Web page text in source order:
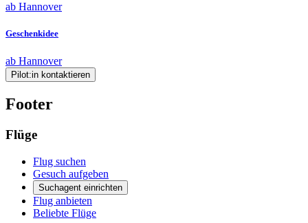
ab Hannover
Geschenkidee
ab Hannover
Pilot:in kontaktieren
Footer
Flüge
Flug suchen
Gesuch aufgeben
Suchagent einrichten
Flug anbieten
Beliebte Flüge